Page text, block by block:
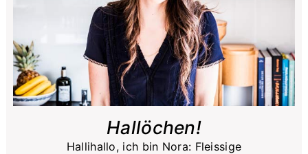
Hallöchen!
Hallihallo, ich bin Nora: Fleissige